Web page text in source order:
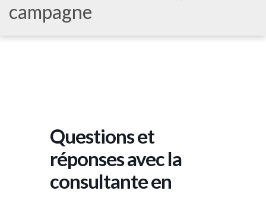
campagne
Questions et
réponses avec la
consultante en